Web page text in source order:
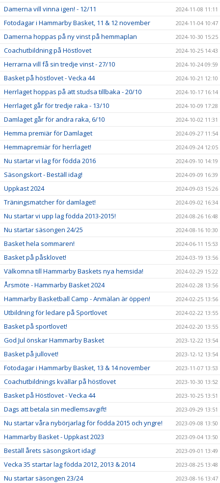
Damerna vill vinna igen! - 12/11 2024-11-08 11:11
Fotodagar i Hammarby Basket, 11 & 12 november 2024-11-04 10:47
Damerna hoppas på ny vinst på hemmaplan 2024-10-30 15:25
Coachutbildning på Höstlovet 2024-10-25 14:43
Herrarna vill få sin tredje vinst - 27/10 2024-10-24 09:59
Basket på höstlovet - Vecka 44 2024-10-21 12:10
Herrlaget hoppas på att studsa tillbaka - 20/10 2024-10-17 16:14
Herrlaget går för tredje raka - 13/10 2024-10-09 17:28
Damlaget går för andra raka, 6/10 2024-10-02 11:31
Hemma premiär för Damlaget 2024-09-27 11:54
Hemmapremiär för herrlaget! 2024-09-24 12:05
Nu startar vi lag för födda 2016 2024-09-10 14:19
Säsongskort - Beställ idag! 2024-09-09 16:39
Uppkast 2024 2024-09-03 15:26
Träningsmatcher för damlaget! 2024-09-02 16:34
Nu startar vi upp lag födda 2013-2015! 2024-08-26 16:48
Nu startar säsongen 24/25 2024-08-16 10:30
Basket hela sommaren! 2024-06-11 15:53
Basket på påsklovet! 2024-03-19 13:56
Välkomna till Hammarby Baskets nya hemsida! 2024-02-29 15:22
Årsmöte - Hammarby Basket 2024 2024-02-28 13:56
Hammarby Basketball Camp - Anmälan är öppen! 2024-02-25 13:56
Utbildning för ledare på Sportlovet 2024-02-22 13:55
Basket på sportlovet! 2024-02-20 13:55
God Jul önskar Hammarby Basket 2023-12-22 13:54
Basket på jullovet! 2023-12-12 13:54
Fotodagar i Hammarby Basket, 13 & 14 november 2023-11-07 13:53
Coachutbildnings kvällar på höstlovet 2023-10-30 13:52
Basket på Höstlovet - Vecka 44 2023-10-25 13:51
Dags att betala sin medlemsavgift! 2023-09-29 13:51
Nu startar våra nybörjarlag för födda 2015 och yngre! 2023-09-08 13:50
Hammarby Basket - Uppkast 2023 2023-09-04 13:50
Beställ årets säsongskort idag! 2023-09-01 13:49
Vecka 35 startar lag födda 2012, 2013 & 2014 2023-08-25 13:48
Nu startar säsongen 23/24 2023-08-16 13:47